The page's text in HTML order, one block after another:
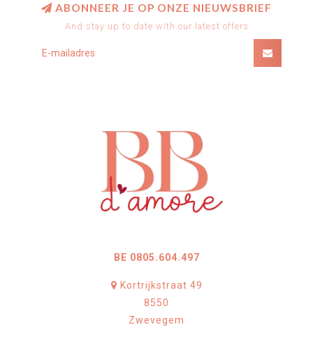
ABONNEER JE OP ONZE NIEUWSBRIEF
And stay up to date with our latest offers
BE 0805.604.497
Kortrijkstraat 49
8550
Zwevegem